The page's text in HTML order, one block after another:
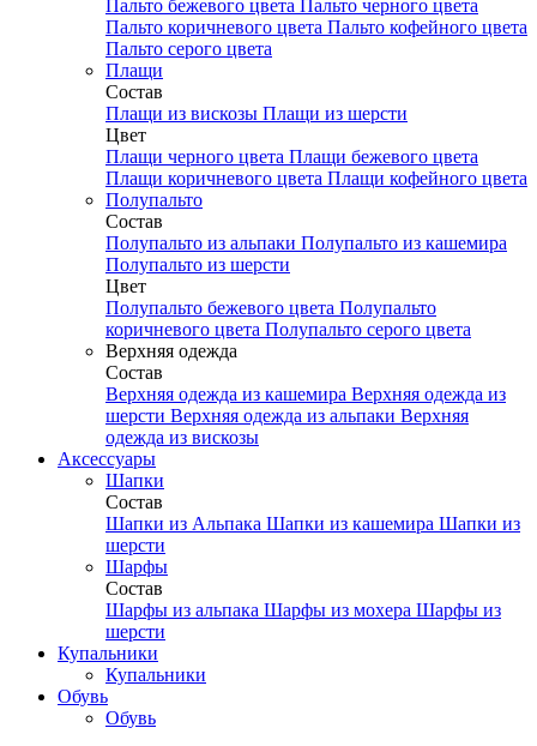
Пальто бежевого цвета Пальто черного цвета
Пальто коричневого цвета Пальто кофейного цвета
Пальто серого цвета
Плащи
Состав
Плащи из вискозы Плащи из шерсти
Цвет
Плащи черного цвета Плащи бежевого цвета
Плащи коричневого цвета Плащи кофейного цвета
Полупальто
Состав
Полупальто из альпаки Полупальто из кашемира
Полупальто из шерсти
Цвет
Полупальто бежевого цвета Полупальто
коричневого цвета Полупальто серого цвета
Верхняя одежда
Состав
Верхняя одежда из кашемира Верхняя одежда из
шерсти Верхняя одежда из альпаки Верхняя
одежда из вискозы
Аксесcуары
Шапки
Состав
Шапки из Альпака Шапки из кашемира Шапки из
шерсти
Шарфы
Состав
Шарфы из альпака Шарфы из мохера Шарфы из
шерсти
Купальники
Купальники
Обувь
Обувь